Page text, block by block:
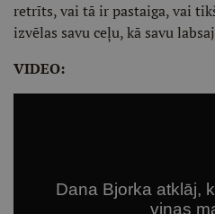
retrīts, vai tā ir pastaiga, vai
izvēlas savu ceļu, kā savu
VIDEO: